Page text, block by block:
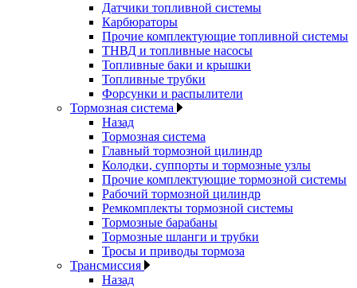
Датчики топливной системы
Карбюраторы
Прочие комплектующие топливной системы
ТНВД и топливные насосы
Топливные баки и крышки
Топливные трубки
Форсунки и распылители
Тормозная система
Назад
Тормозная система
Главный тормозной цилиндр
Колодки, суппорты и тормозные узлы
Прочие комплектующие тормозной системы
Рабочий тормозной цилиндр
Ремкомплекты тормозной системы
Тормозные барабаны
Тормозные шланги и трубки
Тросы и приводы тормоза
Трансмиссия
Назад